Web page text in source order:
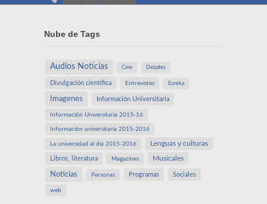
Nube de Tags
Audios Noticias Cine Debates
Divulgación científica Entrevistas Eureka
Imagenes Información Universitaria
Información Universitaria 2015-16
Información universitaria 2015-2016
La universidad al día 2015-2016 Lenguas y culturas
Libros, literatura Magazines Musicales
Noticias Personas Programas Sociales
web